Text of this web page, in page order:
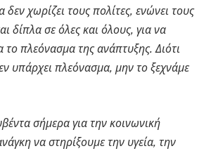
χωρίζει τους πολίτες, ενώνει τους
δίπλα σε όλες και όλους, για να
το πλεόνασμα της ανάπτυξης. Διότι
υπάρχει πλεόνασμα, μην το ξεχνάμε
σήμερα για την κοινωνική
να στηρίξουμε την υγεία, την